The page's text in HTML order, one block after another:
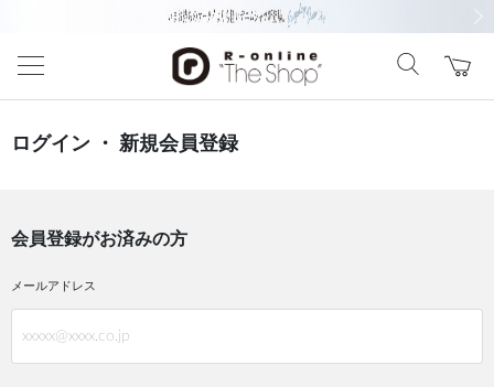
ログイン ・ 新規会員登録
会員登録がお済みの方
メールアドレス